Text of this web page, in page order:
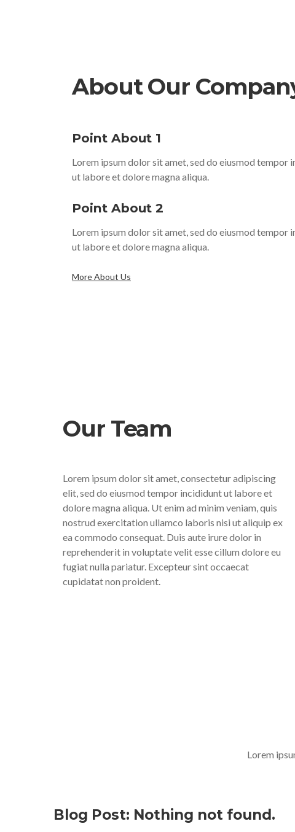
About Our
Point About 1
Lorem ipsum dolor sit amet, sed do eiusmod tempor
ut labore et dolore magna aliqua.
Point About 2
Lorem ipsum dolor sit amet, sed do eiusmod tempor
ut labore et dolore magna aliqua.
More About Us
Our Team
Lorem ipsum dolor sit amet, consectetur adipiscing
elit, sed do eiusmod tempor incididunt ut labore et
dolore magna aliqua. Ut enim ad minim veniam, quis
nostrud exercitation ullamco laboris nisi ut aliquip ex
ea commodo consequat. Duis aute irure dolor in
reprehenderit in voluptate velit esse cillum dolore eu
fugiat nulla pariatur. Excepteur sint occaecat
cupidatat non proident.
Lorem
Blog Post: Nothing not found.